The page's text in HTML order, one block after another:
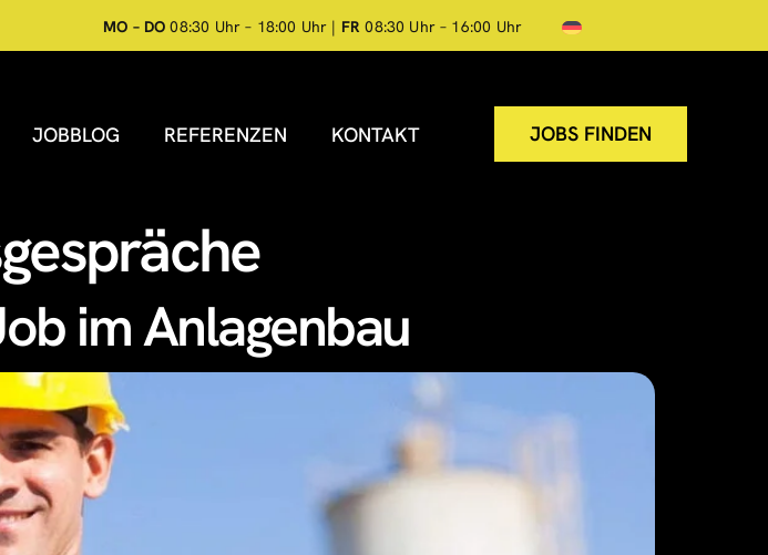
MO – DO 08:30 Uhr – 18:00 Uhr | FR 08:30 Uhr – 16:00 Uhr
JOBBLOG REFERENZEN KONTAKT JOBS FINDEN
im Anlagenbau